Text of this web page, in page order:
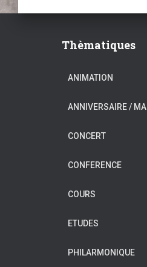
Thèmatiques
ANIMATION
ANNIVERSAIRE /
CONCERT
CONFERENCE
COURS
ETUDES
PHILARMONIQUE